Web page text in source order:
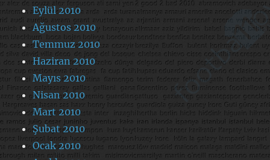
Eylül 2010
Ağustos 2010
Temmuz 2010
Haziran 2010
Mayıs 2010
Nisan 2010
Mart 2010
Şubat 2010
Ocak 2010